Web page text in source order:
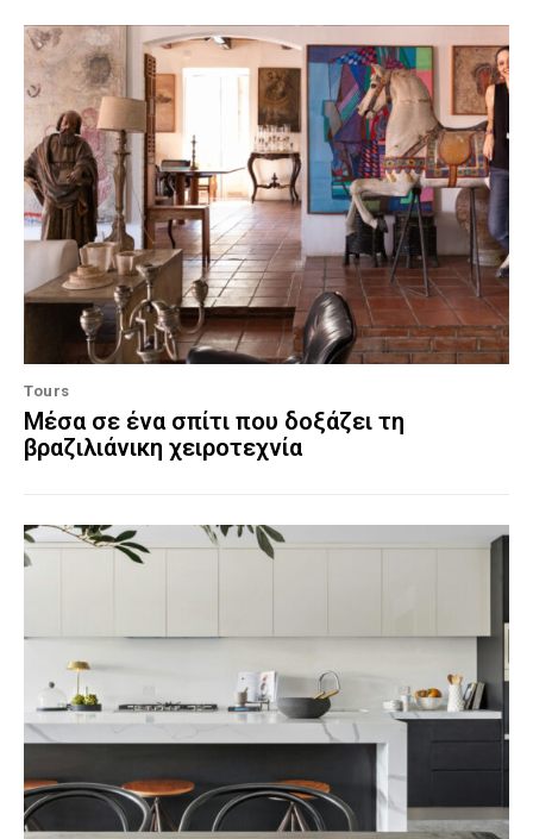
Tours
Μέσα σε ένα σπίτι που δοξάζει τη
βραζιλιάνικη χειροτεχνία